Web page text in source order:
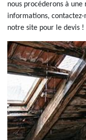
nous procéderons à
informations, contactez-
notre site pour le devis !